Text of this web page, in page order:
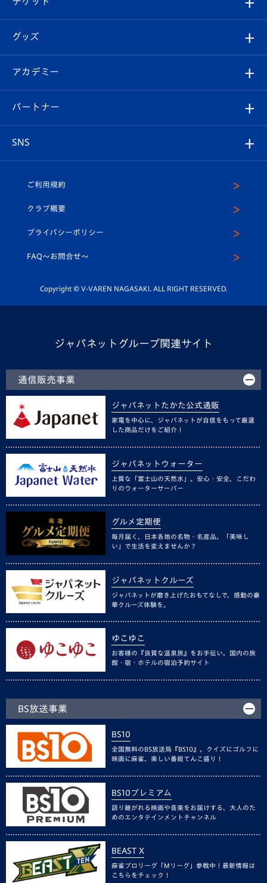
チケット
イベント
メディア
ホームタウン
エンブレム紹介
スタッフプロフィール
マスコット紹介
平和祈念活動
ホームタウン活動
はじめての観戦ガイド
Revive Team
ヴィヴィくんの長崎おもてなしガイド
フォトギャラリー
スタジアムグルメ
チケット
V-LOVERS（ファンクラブ）
プレイヤーズスイート
グッズ
オンラインショップ
店舗情報
アカデミー
育成からのお知らせ
U-18
スクール
パートナー
SNS
ヴィヴィくんインスタグラム
公式LINE＠
ご利用規約
クラブ概要
プライバシーポリシー
FAQ〜お問合せ〜
Copyright © V-VAREN NAGASAKI. ALL RIGHT RESERVED.
ジャパネットグループ関連サイト
通信販売事業
ジャパネットたかた公式通販
家電を中心に、ジャパネットが自信をもって厳選
した商品だけをご紹介！
ジャパネットウォーター
上質な「富士山の天然水」。安心・安全、こだわ
りのウォーターサーバー
グルメ定期便
毎月届く、日本各地の名物・名産品。「美味し
い」で生活を変えませんか？
ジャパネットクルーズ
ジャパネットが磨き上げたおもてなしで、感動の豪
華クルーズ体験を。
ゆこゆこ
お客様の『良質な温泉旅』をお手伝い。国内の旅
館・宿・ホテルの宿泊予約サイト
BS放送事業
BS10
全国無料のBS放送局『BS10』。クイズにゴルフに
映画に麻雀、楽しい番組てんこ盛り！
BS10プレミアム
語り継がれる映画や音楽をお届けする、大人のた
めのエンタテインメントチャンネル
BEAST X
麻雀プロリーグ「Mリーグ」参戦中！最新情報は
こちらをチェック！